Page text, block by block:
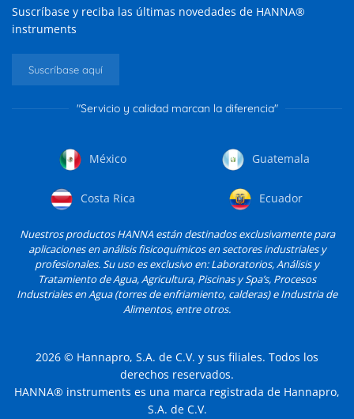
Suscríbase y reciba las últimas novedades de HANNA®
instruments
Suscríbase aquí
"Servicio y calidad marcan la diferencia"
México Guatemala
Costa Rica Ecuador
Nuestros productos HANNA están destinados exclusivamente para
aplicaciones en análisis fisicoquímicos en sectores industriales y
profesionales. Su uso es exclusivo en: Laboratorios, Análisis y
Tratamiento de Agua, Agricultura, Piscinas y Spa’s, Procesos
Industriales en Agua (torres de enfriamiento, calderas) e Industria de
Alimentos, entre otros.
2026 © Hannapro, S.A. de C.V. y sus filiales. Todos los
derechos reservados.
HANNA® instruments es una marca registrada de Hannapro,
S.A. de C.V.